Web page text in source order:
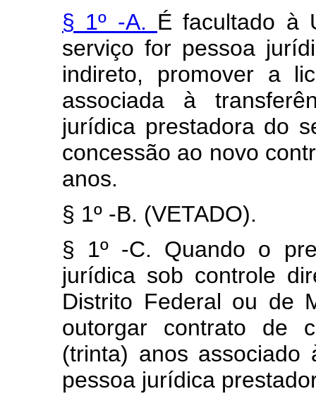
§ 1º -A. É facultado à
serviço for pessoa
indireto, promover a
associada à
jurídica prestadora do
concessão ao novo
anos.
§ 1º -B. (VETADO).
§ 1º -C. Quando o
jurídica sob controle
Distrito Federal ou de
outorgar contrato de
(trinta) anos
pessoa jurídica